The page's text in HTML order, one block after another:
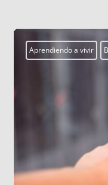
Actualidad